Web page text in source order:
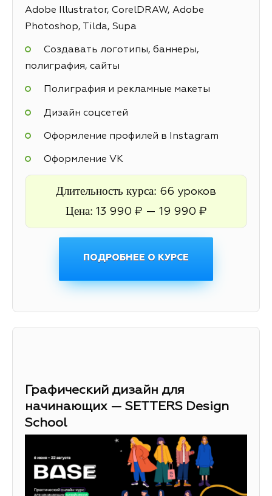
Adobe Illustrator, CorelDRAW, Adobe
Photoshop, Tilda, Supa
Создавать логотипы, баннеры,
полиграфия, сайты
Полиграфия и рекламные макеты
Дизайн соцсетей
Оформление профилей в Instagram
Оформление VK
Длительность курса: 66 уроков
Цена: 13 990 ₽ — 19 990 ₽
ПОДРОБНЕЕ О КУРСЕ
Графический дизайн для
начинающих — SETTERS Design
School